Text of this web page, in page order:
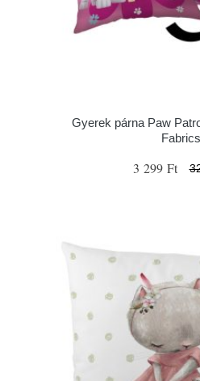
Gyerek párna Paw
Fabrics
3 299 Ft